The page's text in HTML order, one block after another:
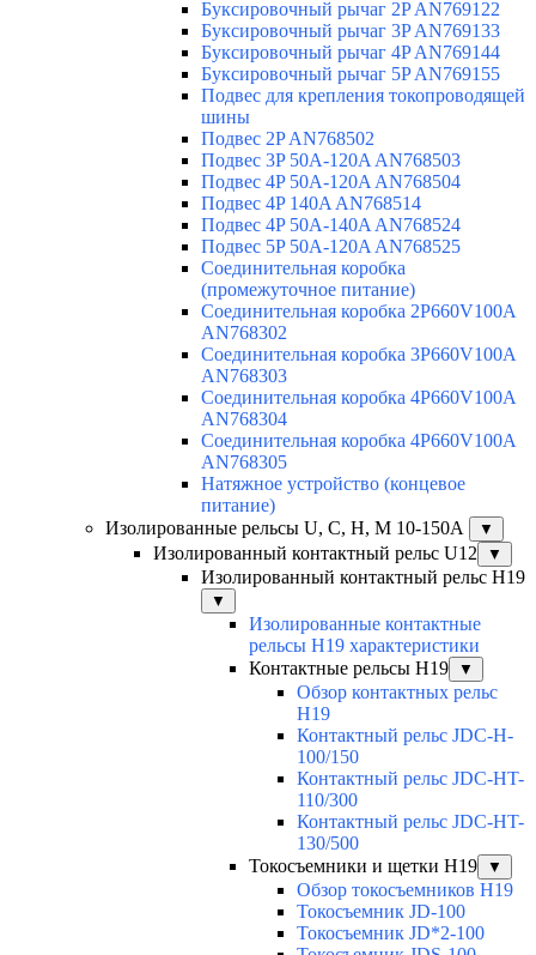
Буксировочный рычаг 2P AN769122
Буксировочный рычаг 3P AN769133
Буксировочный рычаг 4P AN769144
Буксировочный рычаг 5P AN769155
Подвес для крепления токопроводящей
шины
Подвес 2P AN768502
Подвес 3P 50A-120A AN768503
Подвес 4P 50A-120A AN768504
Подвес 4P 140A AN768514
Подвес 4P 50A-140A AN768524
Подвес 5P 50A-120A AN768525
Соединительная коробка
(промежуточное питание)
Соединительная коробка 2P660V100A
AN768302
Соединительная коробка 3P660V100A
AN768303
Соединительная коробка 4P660V100A
AN768304
Соединительная коробка 4P660V100A
AN768305
Натяжное устройство (концевое
питание)
Изолированные рельсы U, C, H, M 10-150А
▼
Изолированный контактный рельс U12 ▼
Изолированный контактный рельс Н19
▼
Изолированные контактные
рельсы Н19 характеристики
Контактные рельсы H19
▼
Обзор контактных рельс
H19
Контактный рельс JDC-H-
100/150
Контактный рельс JDC-HT-
110/300
Контактный рельс JDC-HT-
130/500
Токосъемники и щетки H19
▼
Обзор токосъемников H19
Токосъемник JD-100
Токосъемник JD*2-100